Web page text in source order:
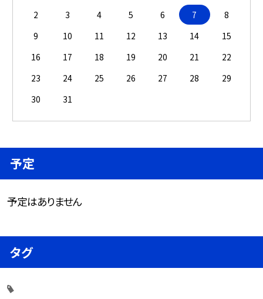
2
3 4 5 6 7
8
9
10 11 12 13 14
15
16
17 18 19 20 21
22
23
24 25 26 27 28
29
30
31
予定
予定はありません
タグ